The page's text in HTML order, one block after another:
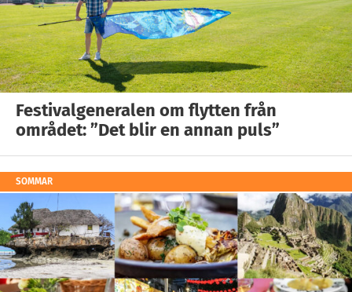
Festivalgeneralen om flytten från
området: ”Det blir en annan puls”
SOMMAR